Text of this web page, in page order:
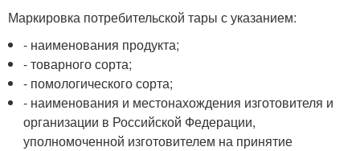
Маркировка потребительской тары с указанием:
- наименования продукта;
- товарного сорта;
- помологического сорта;
- наименования и местонахождения изготовителя и
организации в Российской Федерации,
уполномоченной изготовителем на принятие